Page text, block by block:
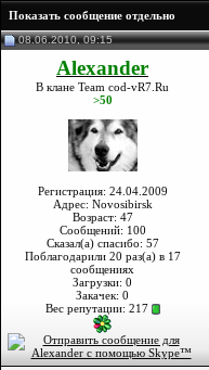
Показать сообщение отдельно
08.06.2010, 09:15
Alexander
В клане Team cod-vR7.Ru
>50
Регистрация: 24.04.2009
Адрес: Novosibirsk
Возраст: 47
Сообщений: 100
Сказал(а) спасибо: 57
Поблагодарили 20 раз(а) в 17
сообщениях
Загрузки: 0
Закачек: 0
Вес репутации: 217